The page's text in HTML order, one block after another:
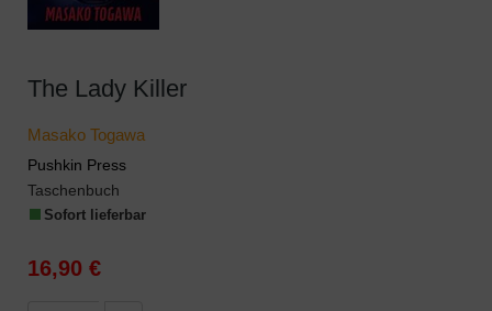
The Lady Killer
Masako Togawa
Pushkin Press
Taschenbuch
Sofort lieferbar
16,90 €